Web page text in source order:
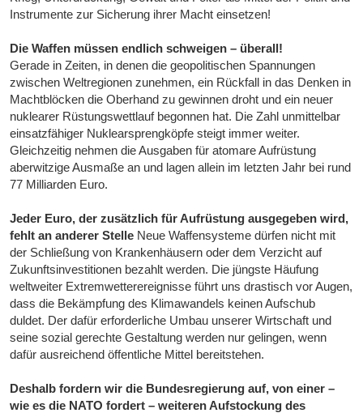
Instrumente zur Sicherung ihrer Macht einsetzen!
Die Waffen müssen endlich schweigen – überall!
Gerade in Zeiten, in denen die geopolitischen Spannungen
zwischen Weltregionen zunehmen, ein Rückfall in das Denken in
Machtblöcken die Oberhand zu gewinnen droht und ein neuer
nuklearer Rüstungswettlauf begonnen hat. Die Zahl unmittelbar
einsatzfähiger Nuklearsprengköpfe steigt immer weiter.
Gleichzeitig nehmen die Ausgaben für atomare Aufrüstung
aberwitzige Ausmaße an und lagen allein im letzten Jahr bei rund
77 Milliarden Euro.
Jeder Euro, der zusätzlich für Aufrüstung ausgegeben wird,
fehlt an anderer Stelle Neue Waffensysteme dürfen nicht mit
der Schließung von Krankenhäusern oder dem Verzicht auf
Zukunftsinvestitionen bezahlt werden. Die jüngste Häufung
weltweiter Extremwetterereignisse führt uns drastisch vor Augen,
dass die Bekämpfung des Klimawandels keinen Aufschub
duldet. Der dafür erforderliche Umbau unserer Wirtschaft und
seine sozial gerechte Gestaltung werden nur gelingen, wenn
dafür ausreichend öffentliche Mittel bereitstehen.
Deshalb fordern wir die Bundesregierung auf, von einer –
wie es die NATO fordert – weiteren Aufstockung des